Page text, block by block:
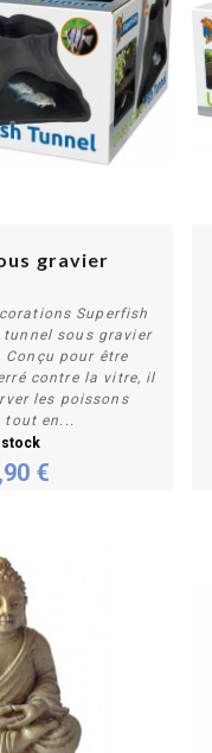
gravier
Superfish
tunnel sous gravier
Conçu pour être
contre la vitre, il
les poissons
tout en...
stock
€